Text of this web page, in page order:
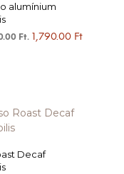
alumínium
Ft. 1,790.00 Ft
Decaf